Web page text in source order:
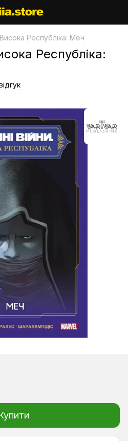
Висока Республіка: Меч
Республіка: